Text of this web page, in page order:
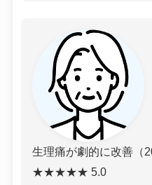
生理痛が劇的に改善（
★★★★★ 5.0